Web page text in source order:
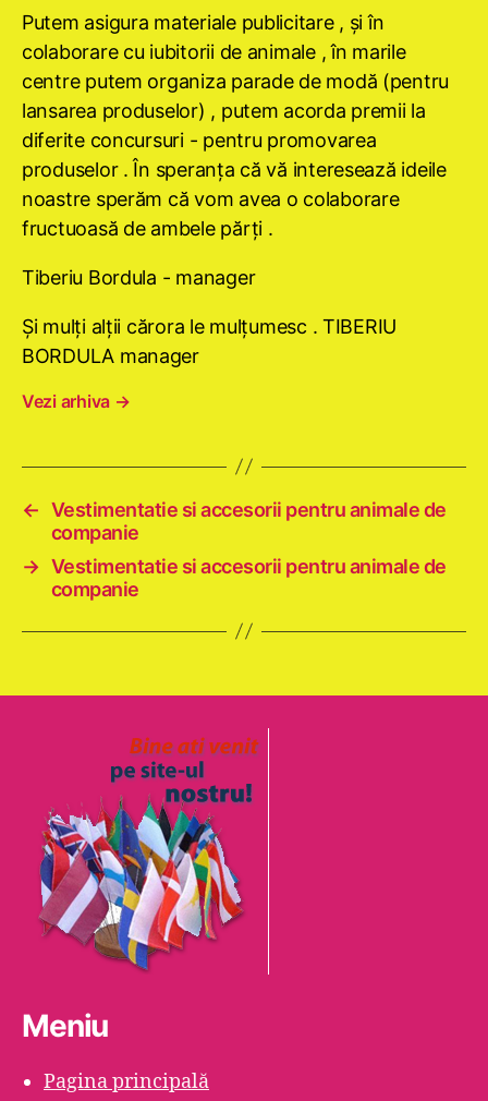
Putem asigura materiale publicitare , şi în
colaborare cu iubitorii de animale , în marile
centre putem organiza parade de modă (pentru
lansarea produselor) , putem acorda premii la
diferite concursuri - pentru promovarea
produselor . În speranţa că vă interesează ideile
noastre sperăm că vom avea o colaborare
fructuoasă de ambele părţi .
Tiberiu Bordula - manager
Şi mulţi alţii cărora le mulţumesc . TIBERIU
BORDULA manager
Vezi arhiva →
← Vestimentatie si accesorii pentru animale de
companie
→ Vestimentatie si accesorii pentru animale de
companie
Meniu
Pagina principală